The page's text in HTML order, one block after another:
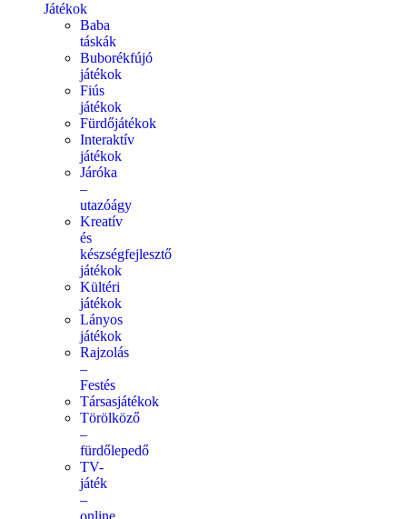
Játékok
Baba
táskák
Buborékfújó
játékok
Fiús
játékok
Fürdőjátékok
Interaktív
játékok
Járóka
–
utazóágy
Kreatív
és
készségfejlesztő
játékok
Kültéri
játékok
Lányos
játékok
Rajzolás
–
Festés
Társasjátékok
Törölköző
–
fürdőlepedő
TV-
játék
–
online